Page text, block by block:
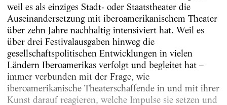
weil es als einziges Stadt- oder Staatstheater die
Auseinandersetzung mit iberoamerikanischem Theater
über zehn Jahre nachhaltig intensiviert hat. Weil es
über drei Festivalausgaben hinweg die
gesellschaftspolitischen Entwicklungen in vielen
Ländern Iberoamerikas verfolgt und begleitet hat –
immer verbunden mit der Frage, wie
iberoamerikanische Theaterschaffende in und mit ihrer
Kunst darauf reagieren, welche Impulse sie setzen und